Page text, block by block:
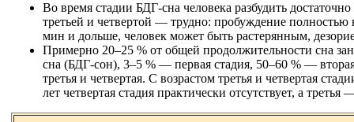
Во время стадии БДГ-сна человека разбудить
третьей и четвертой — трудно: пробуждение полностью
мин и дольше, человек может быть растерянным,
Примерно 20–25 % от общей продолжительности сна
сна (БДГ-сон), 3–5 % — первая стадия, 50–60 % —
третья и четвертая. С возрастом третья и четвертая
лет четвертая стадия практически отсутствует, а